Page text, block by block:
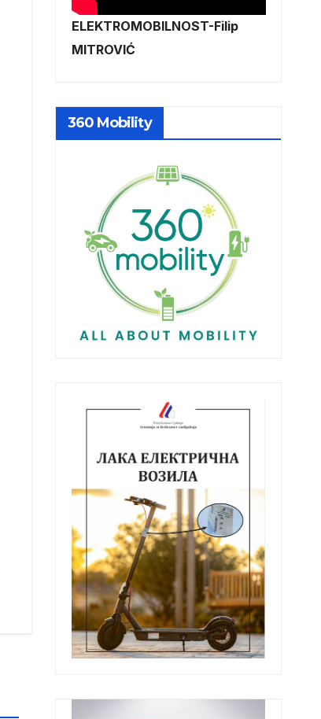
ELEKTROMOBILNOST-Filip
MITROVIĆ
360 Mobility